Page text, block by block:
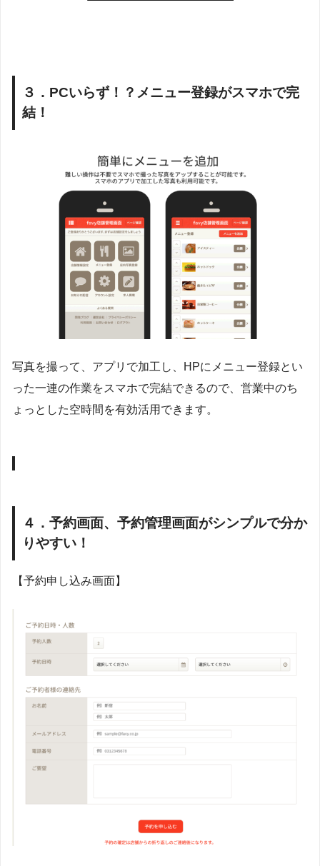
３．PCいらず！？メニュー登録がスマホで完
結！
写真を撮って、アプリで加工し、HPにメニュー登録とい
った一連の作業をスマホで完結できるので、営業中のち
ょっとした空時間を有効活用できます。
４．予約画面、予約管理画面がシンプルで分か
りやすい！
【予約申し込み画面】